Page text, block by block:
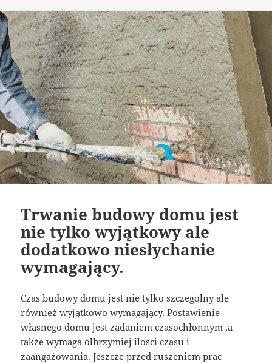
Trwanie budowy domu jest
nie tylko wyjątkowy ale
dodatkowo niesłychanie
wymagający.
Czas budowy domu jest nie tylko szczególny ale
również wyjątkowo wymagający. Postawienie
własnego domu jest zadaniem czasochłonnym ,a
także wymaga olbrzymiej ilości czasu i
zaangażowania. Jeszcze przed ruszeniem prac